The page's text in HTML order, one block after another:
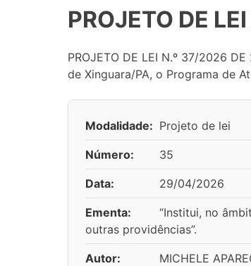
PROJETO DE
PROJETO DE LEI N.º 37/2026
de Xinguara/PA, o Programa de
Modalidade: Projeto de lei
Número: 35
Data: 29/04/2026
Ementa:
“Institui, no
outras providências”.
Autor: MICHELE